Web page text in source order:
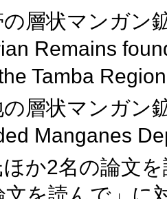
の層状マンガン
Remains
Tamba
の層状マンガン
Manganes
か2名の論文